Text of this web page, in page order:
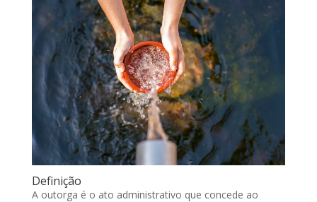
Definição
A outorga é o ato administrativo que concede ao